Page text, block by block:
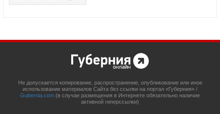
Не допускается копирование, распространение, опубликование или иное
использование материалов Сайта без ссылки на портал «Губерния» /
Gubernia.com (в случае размещения в Интернете обязательно наличие
активной гиперссылки)